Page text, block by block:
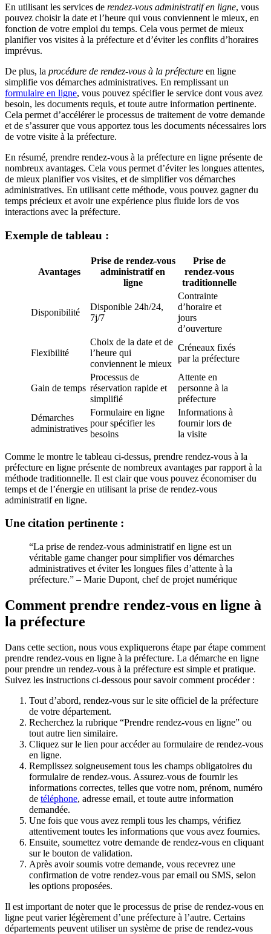
En utilisant les services de rendez-vous administratif en ligne, vous
pouvez choisir la date et l’heure qui vous conviennent le mieux, en
fonction de votre emploi du temps. Cela vous permet de mieux
planifier vos visites à la préfecture et d’éviter les conflits d’horaires
imprévus.
De plus, la procédure de rendez-vous à la préfecture en ligne
simplifie vos démarches administratives. En remplissant un
formulaire en ligne, vous pouvez spécifier le service dont vous avez
besoin, les documents requis, et toute autre information pertinente.
Cela permet d’accélérer le processus de traitement de votre demande
et de s’assurer que vous apportez tous les documents nécessaires lors
de votre visite à la préfecture.
En résumé, prendre rendez-vous à la préfecture en ligne présente de
nombreux avantages. Cela vous permet d’éviter les longues attentes,
de mieux planifier vos visites, et de simplifier vos démarches
administratives. En utilisant cette méthode, vous pouvez gagner du
temps précieux et avoir une expérience plus fluide lors de vos
interactions avec la préfecture.
Exemple de tableau :
Avantages
Prise de rendez-vous
administratif en
ligne
Prise de
rendez-vous
traditionnelle
Disponibilité
Disponible 24h/24,
7j/7
Contrainte
d’horaire et
jours
d’ouverture
Flexibilité
Choix de la date et de
l’heure qui
conviennent le mieux
Créneaux fixés
par la préfecture
Gain de temps
Processus de
réservation rapide et
simplifié
Attente en
personne à la
préfecture
Démarches
administratives
Formulaire en ligne
pour spécifier les
besoins
Informations à
fournir lors de
la visite
Comme le montre le tableau ci-dessus, prendre rendez-vous à la
préfecture en ligne présente de nombreux avantages par rapport à la
méthode traditionnelle. Il est clair que vous pouvez économiser du
temps et de l’énergie en utilisant la prise de rendez-vous
administratif en ligne.
Une citation pertinente :
“La prise de rendez-vous administratif en ligne est un
véritable game changer pour simplifier vos démarches
administratives et éviter les longues files d’attente à la
préfecture.” – Marie Dupont, chef de projet numérique
Comment prendre rendez-vous en ligne à
la préfecture
Dans cette section, nous vous expliquerons étape par étape comment
prendre rendez-vous en ligne à la préfecture. La démarche en ligne
pour prendre un rendez-vous à la préfecture est simple et pratique.
Suivez les instructions ci-dessous pour savoir comment procéder :
Tout d’abord, rendez-vous sur le site officiel de la préfecture
de votre département.
Recherchez la rubrique “Prendre rendez-vous en ligne” ou
tout autre lien similaire.
Cliquez sur le lien pour accéder au formulaire de rendez-vous
en ligne.
Remplissez soigneusement tous les champs obligatoires du
formulaire de rendez-vous. Assurez-vous de fournir les
informations correctes, telles que votre nom, prénom, numéro
de téléphone, adresse email, et toute autre information
demandée.
Une fois que vous avez rempli tous les champs, vérifiez
attentivement toutes les informations que vous avez fournies.
Ensuite, soumettez votre demande de rendez-vous en cliquant
sur le bouton de validation.
Après avoir soumis votre demande, vous recevrez une
confirmation de votre rendez-vous par email ou SMS, selon
les options proposées.
Il est important de noter que le processus de prise de rendez-vous en
ligne peut varier légèrement d’une préfecture à l’autre. Certains
départements peuvent utiliser un système de prise de rendez-vous